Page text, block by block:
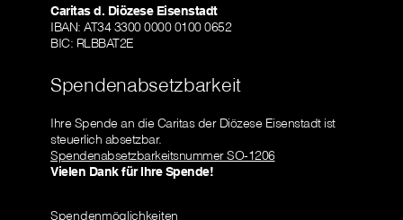
Caritas d. Diözese Eisenstadt
IBAN: AT34 3300 0000 0100 0652
BIC: RLBBAT2E
Spendenabsetzbarkeit
Ihre Spende an die Caritas der Diözese Eisenstadt ist
steuerlich absetzbar.
Spendenabsetzbarkeitsnummer SO-1206
Vielen Dank für Ihre Spende!
Spendenmöglichkeiten